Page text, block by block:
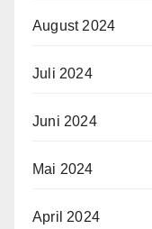
August 2024
Juli 2024
Juni 2024
Mai 2024
April 2024